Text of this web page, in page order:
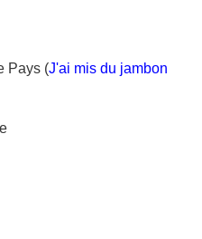
Pays (J'ai mis du jambon